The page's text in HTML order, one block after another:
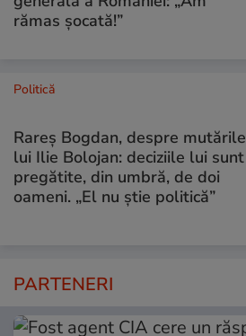
rămas șocată!”
Politică
Rareș Bogdan, despre mutările
lui Ilie Bolojan: deciziile lui sunt
pregătite, din umbră, de doi
oameni. „El nu știe politică”
PARTENERI